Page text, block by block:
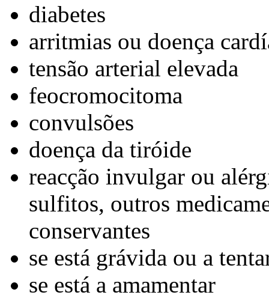
diabetes
arritmias ou doença
tensão arterial elevada
feocromocitoma
convulsões
doença da tiróide
reacção invulgar ou
sulfitos, outros
conservantes
se está grávida ou a
se está a amamentar